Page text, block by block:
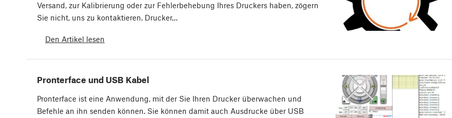
Versand, zur Kalibrierung oder zur Fehlerbehebung Ihres Druckers haben, zögern
Sie nicht, uns zu kontaktieren. Drucker…
Den Artikel lesen
Pronterface und USB Kabel
Pronterface ist eine Anwendung, mit der Sie Ihren Drucker überwachen und
Befehle an ihn senden können. Sie können damit auch Ausdrucke über USB